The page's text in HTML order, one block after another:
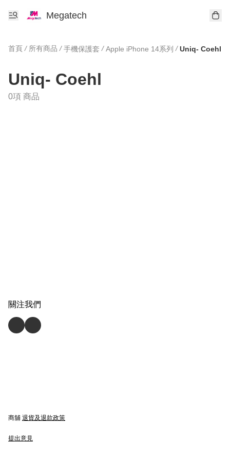
Megatech
首頁 / 所有商品 / 手機保護套 / Apple iPhone 14系列 / Uniq- Coehl
Uniq- Coehl
0項 商品
關注我們
商舖 退貨及退款政策
提出意見